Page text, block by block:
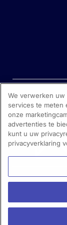
We verwerken
services te meten
onze
advertenties te
kunt u uw
privacyverklaring